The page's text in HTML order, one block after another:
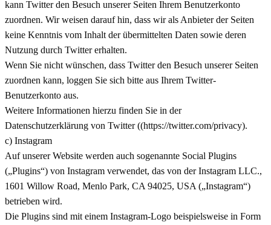
kann Twitter den Besuch unserer Seiten Ihrem Benutzerkonto
zuordnen. Wir weisen darauf hin, dass wir als Anbieter der Seiten
keine Kenntnis vom Inhalt der übermittelten Daten sowie deren
Nutzung durch Twitter erhalten.
Wenn Sie nicht wünschen, dass Twitter den Besuch unserer Seiten
zuordnen kann, loggen Sie sich bitte aus Ihrem Twitter-
Benutzerkonto aus.
Weitere Informationen hierzu finden Sie in der
Datenschutzerklärung von Twitter ((https://twitter.com/privacy).
c) Instagram
Auf unserer Website werden auch sogenannte Social Plugins
(„Plugins“) von Instagram verwendet, das von der Instagram LLC.,
1601 Willow Road, Menlo Park, CA 94025, USA („Instagram“)
betrieben wird.
Die Plugins sind mit einem Instagram-Logo beispielsweise in Form